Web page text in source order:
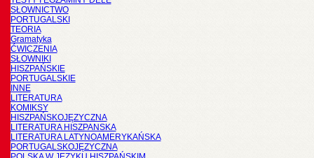
SŁOWNICTWO
PORTUGALSKI
TEORIA
Gramatyka
ĆWICZENIA
SŁOWNIKI
HISZPAŃSKIE
PORTUGALSKIE
INNE
LITERATURA
KOMIKSY
HISZPAŃSKOJĘZYCZNA
LITERATURA HISZPANSKA
LITERATURA LATYNOAMERYKAŃSKA
PORTUGALSKOJĘZYCZNA